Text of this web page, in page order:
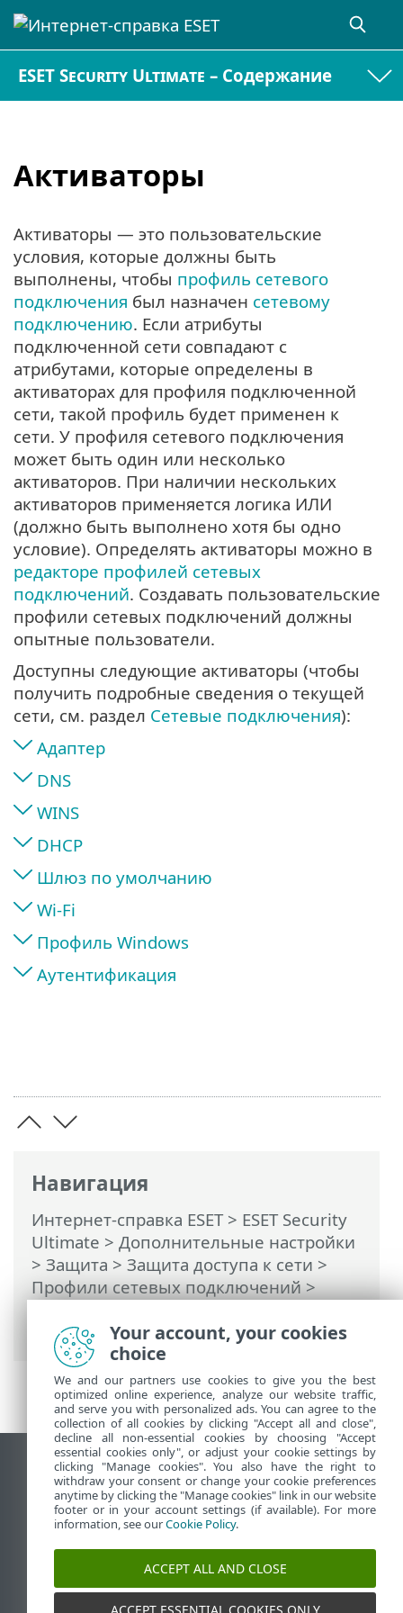
ESET Security Ultimate – Содержание
Активаторы
Навигация
Интернет-справка ESET> ESET Security
Ultimate > Дополнительные настройки
> Защита > Защита доступа к сети >
Профили сетевых подключений>
сетевых подключений> Активаторы
Активаторы — это пользовательские
условия, которые должны быть
выполнены, чтобы профиль сетевого
подключения был назначен сетевому
подключению. Если атрибуты
подключенной сети совпадают с
атрибутами, которые определены в
активаторах для профиля подключенной
сети, такой профиль будет применен к
сети. У профиля сетевого подключения
может быть один или несколько
активаторов. При наличии нескольких
активаторов применяется логика ИЛИ
(должно быть выполнено хотя бы одно
условие). Определять активаторы можно в
редакторе профилей сетевых
подключений. Создавать пользовательские
профили сетевых подключений должны
опытные пользователи.
Доступны следующие активаторы (чтобы
получить подробные сведения о текущей
сети, см. раздел Сетевые подключения):
Адаптер
DNS
WINS
DHCP
Шлюз по умолчанию
Wi-Fi
Профиль Windows
Аутентификация
Использовать сайт для ПК
End of Life
База знаний ESET
ESET Status Portal
Региональная поддержка
Your account, your cookies
choice
We and our partners use cookies to give you the best
optimized online experience, analyze our website traffic,
and serve you with personalized ads. You can agree to the
collection of all cookies by clicking "Accept all and close",
decline all non-essential cookies by choosing "Accept
essential cookies only", or adjust your cookie settings by
clicking "Manage cookies". You also have the right to
withdraw your consent or change your cookie preferences
anytime by clicking the "Manage cookies" link in our website
footer or in your account settings (if available). For more
information, see ourCookie Policy.
ACCEPT ALL AND CLOSE